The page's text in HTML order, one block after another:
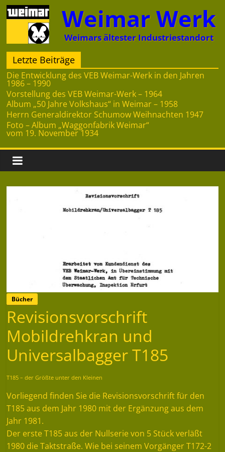
Zum
Inhalt
springen
Weimar Werk
Weimars ältester Industriestandort
Letzte Beiträge
Die Entwicklung des VEB Weimar-Werk in den Jahren
1986 – 1990
Vorstellung des VEB Weimar-Werk – 1964
Album „50 Jahre Volkshaus“ in Weimar – 1958
Herrn Generaldirektor Schumow Weihnachten 1947
Foto – Album „Waggonfabrik Weimar“
vom 19. November 1934
Bücher
Revisionsvorschrift
Mobildrehkran und
Universalbagger T185
T185 – der Größte unter den Kleinen
Vorliegend finden Sie die Revisionsvorschrift für den
T185 aus dem Jahr 1980 mit der Ergänzung aus dem
Jahr 1981.
Der erste T185 aus der Nullserie von 5 Stück verläßt
1980 die Taktstraße. Wie bei seinem Vorgänger T172-2